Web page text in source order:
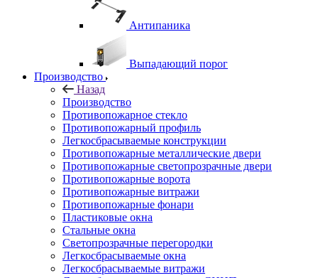
Антипаника
Выпадающий порог
Производство
Назад
Производство
Противопожарное стекло
Противопожарный профиль
Легкосбрасываемые конструкции
Противопожарные металлические двери
Противопожарные светопрозрачные двери
Противопожарные ворота
Противопожарные витражи
Противопожарные фонари
Пластиковые окна
Стальные окна
Светопрозрачные перегородки
Легкосбрасываемые окна
Легкосбрасываемые витражи